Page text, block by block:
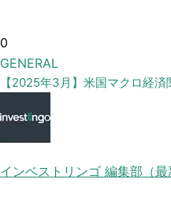
0
GENERAL
【2025年3月】米国マクロ経
インベストリンゴ 編集部（最